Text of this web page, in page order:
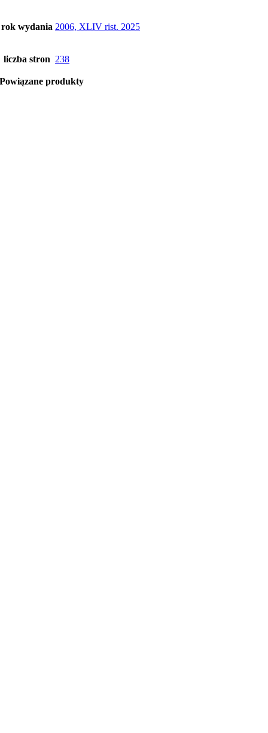
rok wydania 2006, XLIV rist. 2025
liczba stron 238
Powiązane produkty